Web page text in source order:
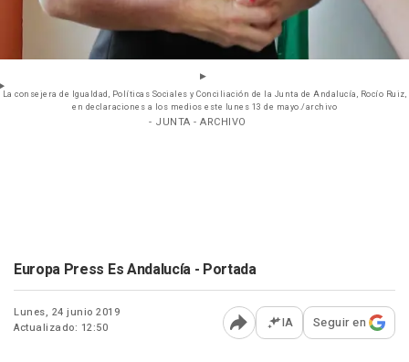
La consejera de Igualdad, Políticas Sociales y Conciliación de la Junta de Andalucía, Rocío Ruiz,
en declaraciones a los medios este lunes 13 de mayo./archivo
- JUNTA - ARCHIVO
Europa Press Es Andalucía - Portada
Lunes, 24 junio 2019
Actualizado: 12:50
Abrir opciones para
IA Seguir en